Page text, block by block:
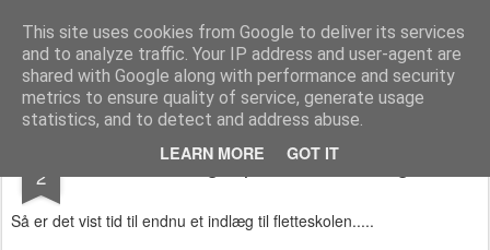
This site uses cookies from Google to deliver its services
and to analyze traffic. Your IP address and user-agent are
shared with Google along with performance and security
metrics to ensure quality of service, generate usage
statistics, and to detect and address abuse.
LEARN MORE GOT IT
Piletossen følg med i mit pileliv.
2 Hvor meget pil skal man bruge
Så er det vist tid til endnu et indlæg til fletteskolen.....